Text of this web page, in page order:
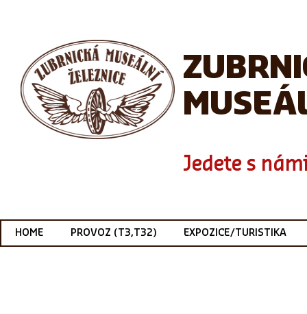
Jedete s
HOME PROVOZ (T3,T32) EXPOZICE/TURISTIKA